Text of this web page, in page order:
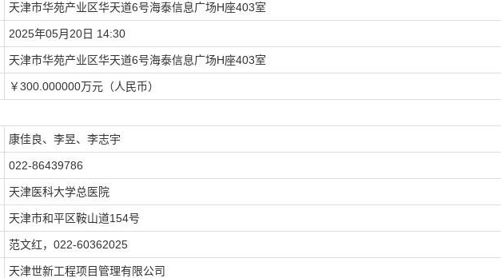
天津市华苑产业区华天道6号海泰信息广场H座403室
2025年05月20日 14:30
天津市华苑产业区华天道6号海泰信息广场H座403室
￥300.000000万元（人民币）
康佳良、李昱、李志宇
022-86439786
天津医科大学总医院
天津市和平区鞍山道154号
范文红，022-60362025
天津世新工程项目管理有限公司